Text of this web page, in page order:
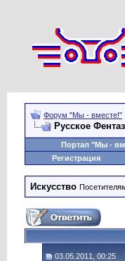
Форум "Мы - вместе!"
Русское
Портал "Мы -
Регистрация
Искусство
03.05.2011, 00:25